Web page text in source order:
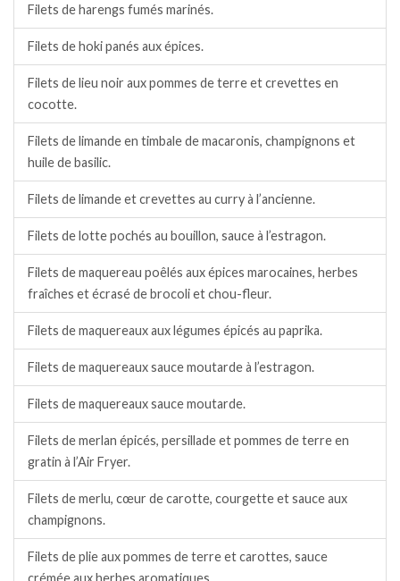
Filets de harengs fumés marinés.
Filets de hoki panés aux épices.
Filets de lieu noir aux pommes de terre et crevettes en
cocotte.
Filets de limande en timbale de macaronis, champignons et
huile de basilic.
Filets de limande et crevettes au curry à l’ancienne.
Filets de lotte pochés au bouillon, sauce à l’estragon.
Filets de maquereau poêlés aux épices marocaines, herbes
fraîches et écrasé de brocoli et chou-fleur.
Filets de maquereaux aux légumes épicés au paprika.
Filets de maquereaux sauce moutarde à l’estragon.
Filets de maquereaux sauce moutarde.
Filets de merlan épicés, persillade et pommes de terre en
gratin à l’Air Fryer.
Filets de merlu, cœur de carotte, courgette et sauce aux
champignons.
Filets de plie aux pommes de terre et carottes, sauce
crémée aux herbes aromatiques.